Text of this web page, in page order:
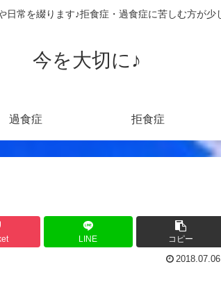
日常を綴ります♪拒食症・過食症に苦しむ方が少
今を大切に♪
過食症 拒食症
LINE コピー
2018.07.06